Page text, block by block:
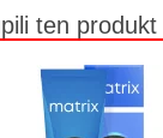
ten produkt